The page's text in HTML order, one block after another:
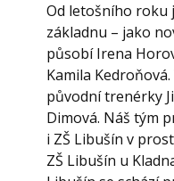
Od letošního roku
základnu – jako
působí Irena
Kamila
původní trenérky
Dimová. Náš tým
i ZŠ Libušín v
ZŠ Libušín u